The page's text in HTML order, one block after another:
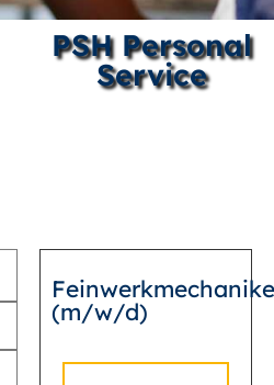
PSH Personal
Service
(m/w/d)